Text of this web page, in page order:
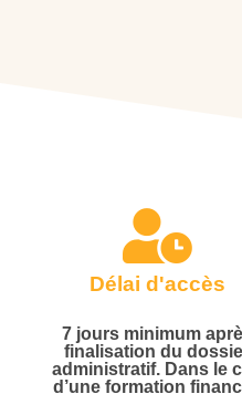
Délai d'accès
7 jours minimum
finalisation du
administratif. Dans le
d’une formation